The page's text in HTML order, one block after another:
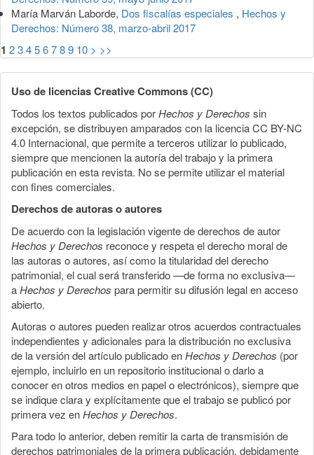
María Marván Laborde, Dos fiscalías especiales , Hechos y
Derechos: Número 38, marzo-abril 2017
1 23456789 10 > >>
Uso de licencias Creative Commons (CC)
Todos los textos publicados porHechos y Derechos sin
excepción, se distribuyen amparados con la licencia CC BY-NC
4.0 Internacional, que permite a terceros utilizar lo publicado,
siempre que mencionen la autoría del trabajo y la primera
publicación en esta revista. No se permite utilizar el material
con fines comerciales.
Derechos de autoras o autores
De acuerdo con la legislación vigente de derechos de autor
Hechos y Derechos reconoce y respeta el derecho moral de
las autoras o autores, así como la titularidad del derecho
patrimonial, el cual será transferido —de forma no exclusiva—
aHechos y Derechos para permitir su difusión legal en acceso
abierto.
Autoras o autores pueden realizar otros acuerdos contractuales
independientes y adicionales para la distribución no exclusiva
de la versión del artículo publicado enHechos y Derechos (por
ejemplo, incluirlo en un repositorio institucional o darlo a
conocer en otros medios en papel o electrónicos), siempre que
se indique clara y explícitamente que el trabajo se publicó por
primera vez enHechos y Derechos.
Para todo lo anterior, deben remitir la carta de transmisión de
derechos patrimoniales de la primera publicación, debidamente